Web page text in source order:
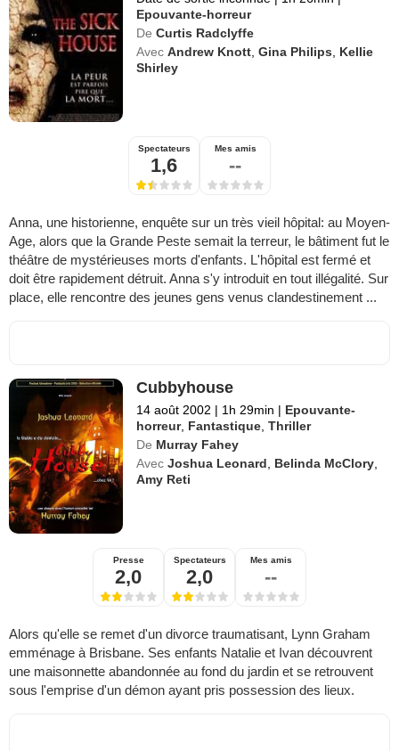
Epouvante-horreur
De Curtis Radclyffe
Avec Andrew Knott ,Gina Philips
Kellie
Shirley
Spectateurs
1,6
Mes amis
--
Anna, une historienne, enquête sur un très vieil hôpital: au Moyen-
Age, alors que la Grande Peste semait la terreur, le bâtiment fut le
théâtre de mystérieuses morts d'enfants. L'hôpital est fermé et
doit être rapidement détruit. Anna s'y introduit en tout illégalité. Sur
place, elle rencontre des jeunes gens venus clandestinement ...
Cubbyhouse
14 août 2002 | 1h 29min | Epouvante-
horreur, Fantastique,Thriller
De Murray Fahey
Avec Joshua Leonard, Belinda McClory,
Amy Reti
Presse
2,0
Spectateurs
2,0
Mes amis
--
Alors qu'elle se remet d'un divorce traumatisant, Lynn Graham
emménage à Brisbane. Ses enfants Natalie et Ivan découvrent
une maisonnette abandonnée au fond du jardin et se retrouvent
sous l'emprise d'un démon ayant pris possession des lieux.